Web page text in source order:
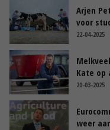
Arjen
voor
22-04-2025
Kate op
20-03-2025
weer